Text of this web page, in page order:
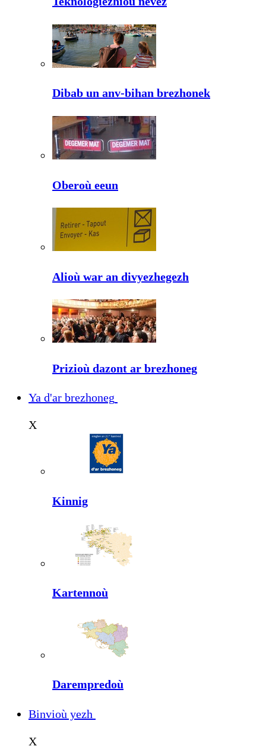
Dibab un anv-bihan brezhonek
Oberoù eeun
Alioù war an divyezhegezh
Prizioù dazont ar brezhoneg
Ya d'ar brezhoneg
X
Kinnig
Kartennoù
Darempredoù
Binvioù yezh
X